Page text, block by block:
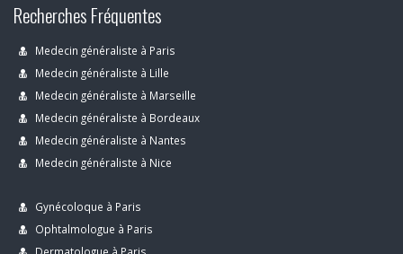
Recherches Fréquentes
Medecin généraliste à Paris
Medecin généraliste à Lille
Medecin généraliste à Marseille
Medecin généraliste à Bordeaux
Medecin généraliste à Nantes
Medecin généraliste à Nice
Gynécoloque à Paris
Ophtalmologue à Paris